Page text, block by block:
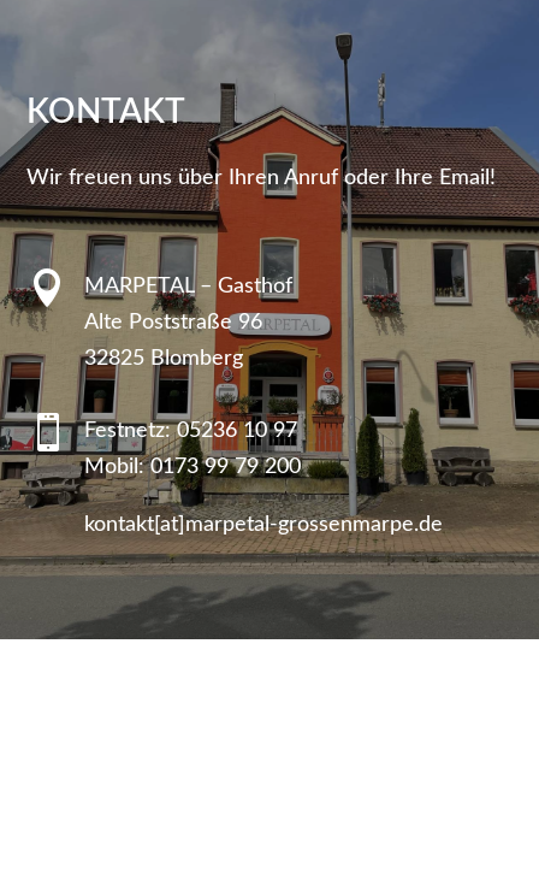
KONTAKT
Wir freuen uns über Ihren Anruf oder Ihre Email!

MARPETAL – Gasthof
Alte Poststraße 96
32825 Blomberg
 Festnetz:05236 10 97
Mobil:0173 99 79 200
kontakt[at]marpetal-grossenmarpe.de